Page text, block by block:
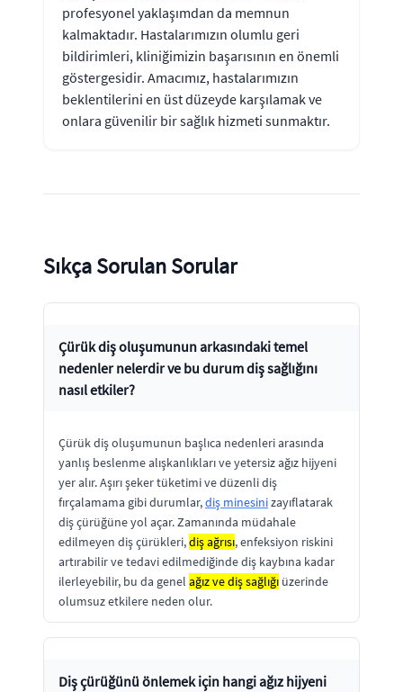
profesyonel yaklaşımdan da memnun
kalmaktadır. Hastalarımızın olumlu geri
bildirimleri, kliniğimizin başarısının en önemli
göstergesidir. Amacımız, hastalarımızın
beklentilerini en üst düzeyde karşılamak ve
onlara güvenilir bir sağlık hizmeti sunmaktır.
Sıkça Sorulan Sorular
Çürük diş oluşumunun arkasındaki temel
nedenler nelerdir ve bu durum diş sağlığını
nasıl etkiler?
Çürük diş oluşumunun başlıca nedenleri arasında
yanlış beslenme alışkanlıkları ve yetersiz ağız hijyeni
yer alır. Aşırı şeker tüketimi ve düzenli diş
fırçalamama gibi durumlar,diş minesinizayıflatarak
diş çürüğüne yol açar. Zamanında müdahale
edilmeyen diş çürükleri,diş ağrısı, enfeksiyon riskini
artırabilir ve tedavi edilmediğinde diş kaybına kadar
ilerleyebilir, bu da genel ağız ve diş sağlığı üzerinde
olumsuz etkilere neden olur.
Diş çürüğünü önlemek için hangi ağız hijyeni